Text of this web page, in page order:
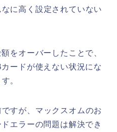
に高く設定されていない
をオーバーしたことで、
ードが使えない状況にな
。
すが、マックスオムのお
エラーの問題は解決でき